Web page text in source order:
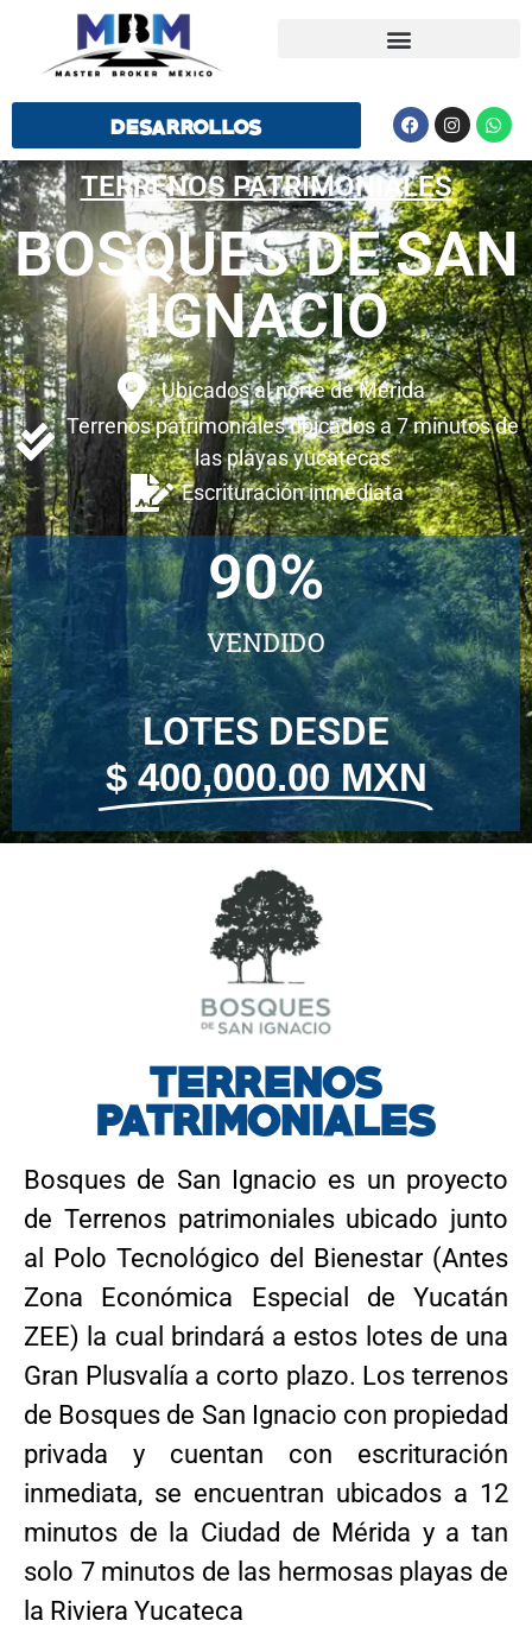
DESARROLLOS
TERRENOS PATRIMONIALES
BOSQUES DE SAN
IGNACIO
Ubicados al norte de Mérida
Terrenos patrimoniales ubicados a 7 minutos de
las playas yucatecas
Escrituración inmediata
VENDIDO
90%
LOTES DESDE
$ 400,000.00 MXN
TERRENOS
PATRIMONIALES
Bosques de San Ignacio es un proyecto
de Terrenos patrimoniales ubicado junto
al Polo Tecnológico del Bienestar (Antes
Zona Económica Especial de Yucatán
ZEE) la cual brindará a estos lotes de una
Gran Plusvalía a corto plazo. Los terrenos
de Bosques de San Ignacio con propiedad
privada y cuentan con escrituración
inmediata, se encuentran ubicados a 12
minutos de la Ciudad de Mérida y a tan
solo 7 minutos de las hermosas playas de
la Riviera Yucateca